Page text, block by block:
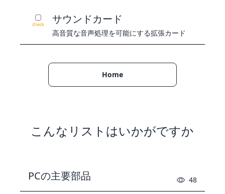
check サウンドカード
高音質な音声処理を可能にする拡張カード
Home
こんなリストはいかがですか
PCの主要部品 48